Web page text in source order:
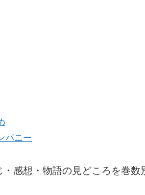
パニー
感想・物語の見どころを巻数